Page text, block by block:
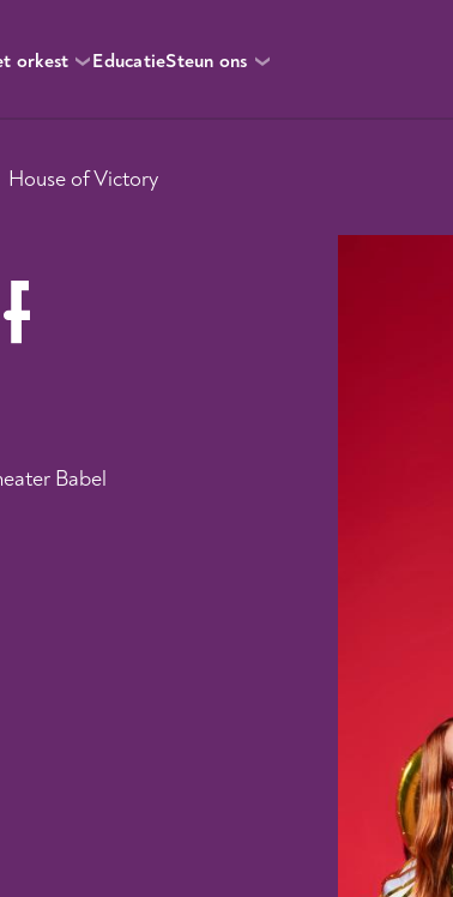
orkest EducatieSteun ons
House of Victory
Babel